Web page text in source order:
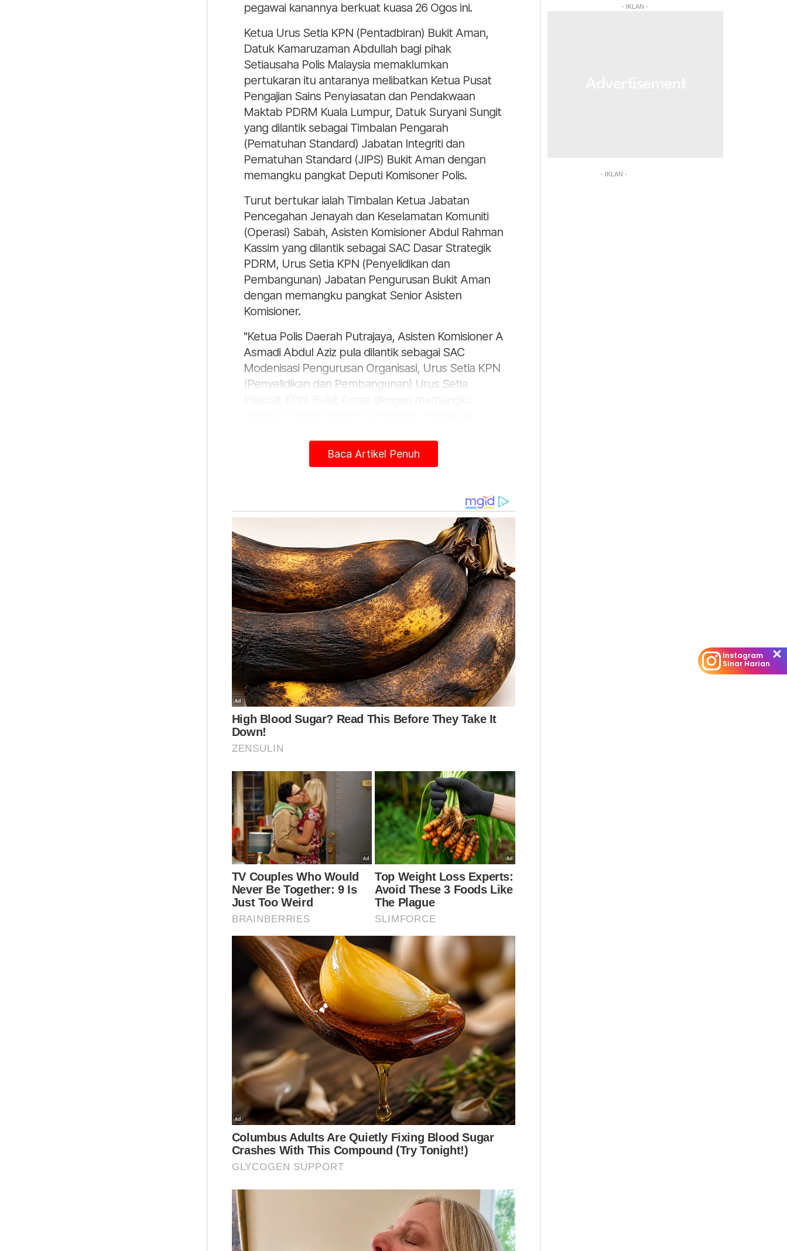
pegawai kanannya berkuat kuasa 26 Ogos ini.
Ketua Urus Setia KPN (Pentadbiran) Bukit Aman,
Datuk Kamaruzaman Abdullah bagi pihak
Setiausaha Polis Malaysia memaklumkan
pertukaran itu antaranya melibatkan Ketua Pusat
Pengajian Sains Penyiasatan dan Pendakwaan
Maktab PDRM Kuala Lumpur, Datuk Suryani Sungit
yang dilantik sebagai Timbalan Pengarah
(Pematuhan Standard) Jabatan Integriti dan
Pematuhan Standard (JIPS) Bukit Aman dengan
memangku pangkat Deputi Komisoner Polis.
Turut bertukar ialah Timbalan Ketua Jabatan
Pencegahan Jenayah dan Keselamatan Komuniti
(Operasi) Sabah, Asisten Komisioner Abdul Rahman
Kassim yang dilantik sebagai SAC Dasar Strategik
PDRM, Urus Setia KPN (Penyelidikan dan
Pembangunan) Jabatan Pengurusan Bukit Aman
dengan memangku pangkat Senior Asisten
Komisioner.
"Ketua Polis Daerah Putrajaya, Asisten Komisioner A
Asmadi Abdul Aziz pula dilantik sebagai SAC
Modenisasi Pengurusan Organisasi, Urus Setia KPN
(Penyelidikan dan Pembangunan) Urus Setia
Dickson, Negeri Sembilan, Superintenden Aidi
Sham Mohamed dengan memangku pangkat
Selain itu, Ketua Penolong Pengarah
Perisikan/Siasatan Khas Cawangan Perisikan dan
Siasatan Khas, Bahagian Wildlife Crime
Bureau/Perisikan dan Siasatan Khas, Jabatan
Keselamatan Dalam Negeri dan Ketenteraman
Awam Bukit Aman, Asisten Komisioner Sulizmie
Affendy Sulaiman dilantik sebagai Ketua Polis
Daerah Dang Wangi.
Pertukaran lain ialah Ketua Polis Daerah Semporna,
Sabah, Superintenden Mohd Farhan Lee Abdullah
yang dilantik sebagai Ketua Polis Daerah Kuching,
Sarawak manakala Timbalan Ketua Polis Daerah
Batu Pahat, Johor, Superintenden Shahrulanuar
Mushaddat Abdullah Sani dinaikkan kepada Ketua
Polis Daerah Batu Pahat, dengan kedua-duanya
Ketua Polis Daerah Kota Tinggi, Johor,
Superintenden Hussin Zamora pula bertukar ke
Ketua Jabatan Pengurusan Johor dengan
memangku pangkat Asisten Komisioner Polis
manakala Ketua JIPS Pahang, Asisten Komisioner
Sulaiman Staffa bertukar ke Bukit Aman sebagai
Ketua Penolong Pengarah (Agama dan Kaunseling)
Bahagian Agama dan Kaunseling JIPS dengan
memangku pangkat Senior Asisten Komisioner.
Jawatan Sulaiman akan diisi oleh Ketua JIPS
Melaka, Superintenden Amirudin Mohd Salleh yang
akan memangku pangkat Asisten Komisioner Polis.
Kamaruzaman berkata, Penolong Pengarah
Perjawatan Bahagian Perkhidmatan/ Perjawatan,
Jabatan Pengurusan Bukit Aman, Asisten
Komisioner Mohamad Fakhrudin Abdul Hamid
mengekalkan jawatan tersebut dengan memangku
Baca Artikel Penuh
- IKLAN -
- IKLAN -
Instagram
Sinar Harian